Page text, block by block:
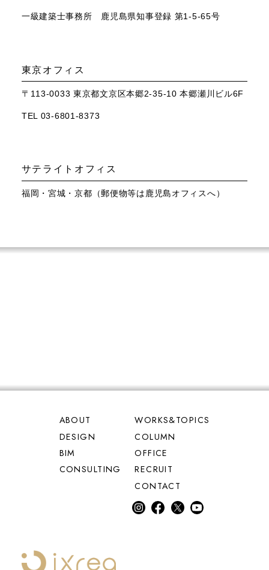
一級建築士事務所 鹿児島県知事登録 第1-5-65号
東京オフィス
〒113-0033 東京都文京区本郷2-35-10 本郷瀬川ビル6F
TEL 03-6801-8373
サテライトオフィス
福岡・宮城・京都（郵便物等は鹿児島オフィスへ）
ABOUT
DESIGN
BIM
CONSULTING
WORKS&TOPICS
COLUMN
OFFICE
RECRUIT
CONTACT